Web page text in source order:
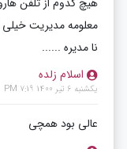
هیچ کدوم از تلفن
معلومه مدیریت
نا مدیره ......
اسلام زلده
یکشنبه 6 تیر 1400 7:19 PM
عالی بود همچی